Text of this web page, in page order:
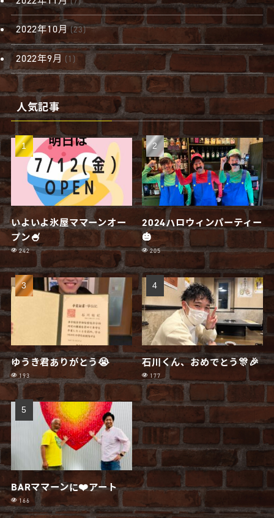
2022年10月(23)
2022年9月 (1)
人気記事
いよいよ氷屋ママーンオー
プン🍧
242
2024ハロウィンパーティー
🎃
205
ゆうき君ありがとう😭
193
石川くん、おめでとう🎊🎉
177
BARママーンに❤️アート
166